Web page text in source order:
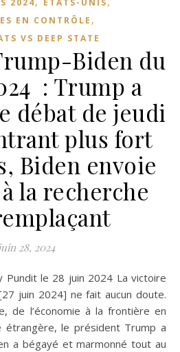
EN CONTRÔLE ,
VS DEEP STATE
Biden du
: Trump a
débat de jeudi
plus fort
Biden envoie
la recherche
juin 28, 2024
juin 2024] ne fait aucun doute.
de l’économie à la frontière en
étrangère, le président Trump a
a bégayé et marmonné tout au